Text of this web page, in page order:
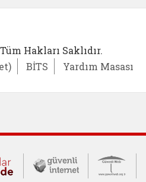
Hakları Saklıdır.
BİTS Yardım Masası
İletişim Merkezi
Çocuklar Güvende (yeni
Güvenli